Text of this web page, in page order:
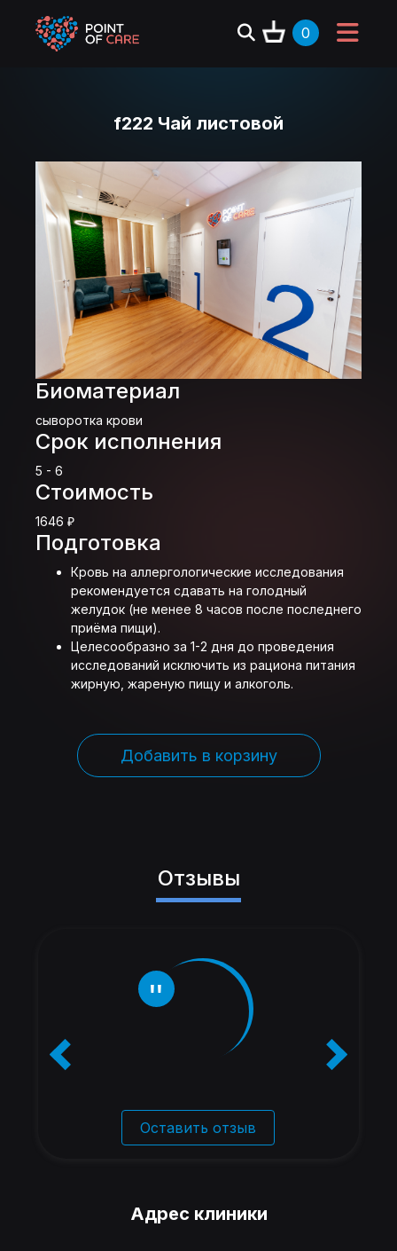
0
f222 Чай листовой
Биоматериал
сыворотка крови
Срок исполнения
5 - 6
Стоимость
1646 ₽
Подготовка
Кровь на аллергологические исследования
рекомендуется сдавать на голодный
желудок (не менее 8 часов после последнего
приёма пищи).
Целесообразно за 1-2 дня до проведения
исследований исключить из рациона питания
жирную, жареную пищу и алкоголь.
Добавить в корзину
Отзывы
Оставить отзыв
Адрес клиники